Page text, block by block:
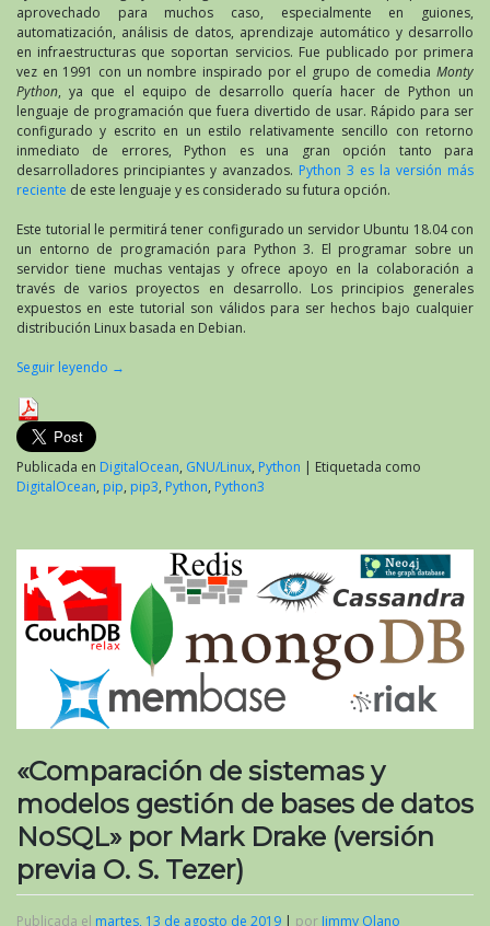
aprovechado para muchos caso, especialmente en guiones,
automatización, análisis de datos, aprendizaje automático y desarrollo
en infraestructuras que soportan servicios. Fue publicado por primera
vez en 1991 con un nombre inspirado por el grupo de comedia Monty
Python, ya que el equipo de desarrollo quería hacer de Python un
lenguaje de programación que fuera divertido de usar. Rápido para ser
configurado y escrito en un estilo relativamente sencillo con retorno
inmediato de errores, Python es una gran opción tanto para
desarrolladores principiantes y avanzados. Python 3 es la versión más
reciente de este lenguaje y es considerado su futura opción.
Este tutorial le permitirá tener configurado un servidor Ubuntu 18.04 con
un entorno de programación para Python 3. El programar sobre un
servidor tiene muchas ventajas y ofrece apoyo en la colaboración a
través de varios proyectos en desarrollo. Los principios generales
expuestos en este tutorial son válidos para ser hechos bajo cualquier
distribución Linux basada en Debian.
Seguir leyendo →
Publicada en DigitalOcean, GNU/Linux, Python | Etiquetada como
DigitalOcean, pip, pip3, Python, Python3
«Comparación de sistemas y
modelos gestión de bases de datos
NoSQL» por Mark Drake (versión
previa O. S. Tezer)
Publicada el martes, 13 de agosto de 2019 | por Jimmy Olano